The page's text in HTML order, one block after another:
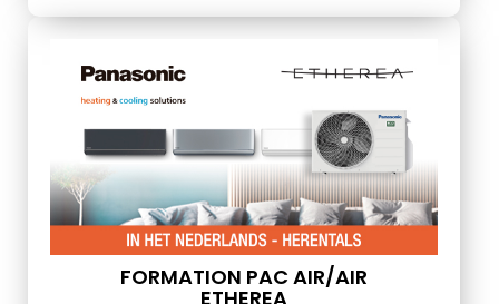
FORMATION PAC AIR/AIR
ETHEREA